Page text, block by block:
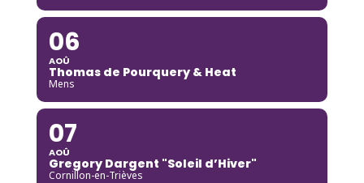
06
AOÛ
Thomas de Pourquery & Heat
Mens
07
AOÛ
Gregory Dargent "Soleil d’Hiver"
Cornillon-en-Trièves